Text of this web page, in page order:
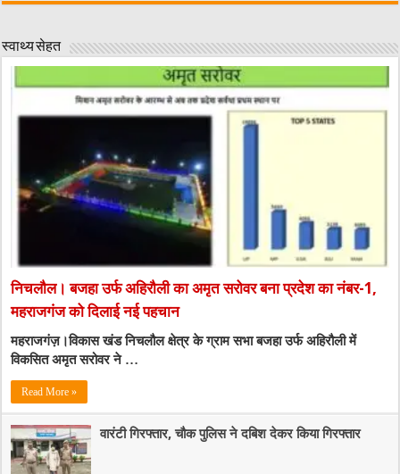
स्वाथ्य सेहत
निचलौल। बजहा उर्फ अहिरौली का अमृत सरोवर बना प्रदेश का नंबर-1,
महराजगंज को दिलाई नई पहचान
महराजगंज़।विकास खंड निचलौल क्षेत्र के ग्राम सभा बजहा उर्फ अहिरौली में
विकसित अमृत सरोवर ने …
Read More »
वारंटी गिरफ्तार, चौक पुलिस ने दबिश देकर किया गिरफ्तार